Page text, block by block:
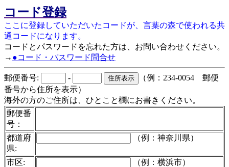
コード登録
ここに登録していただいたコードが、言葉の森で使われる共
通コードになります。
コードとパスワードを忘れた方は、お問い合わせください。
→ ●コード・パスワード問合せ
郵便番号: -
（例：234-0054 郵便
番号から住所を表示）
海外の方のご住所は、ひとこと欄にお書きください。
郵便番
号：
都道府
県:
（例：神奈川県）
市区:
（例：横浜市）